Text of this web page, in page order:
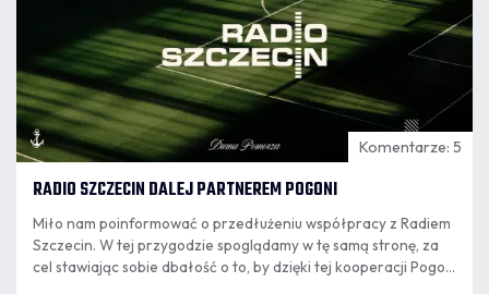
Komentarze: 5
RADIO SZCZECIN DALEJ PARTNEREM POGONI
Miło nam poinformować o przedłużeniu współpracy z Radiem
Szczecin. W tej przygodzie spoglądamy w tę samą stronę, za
cel stawiając sobie dbałość o to, by dzięki tej kooperacji Pogoń